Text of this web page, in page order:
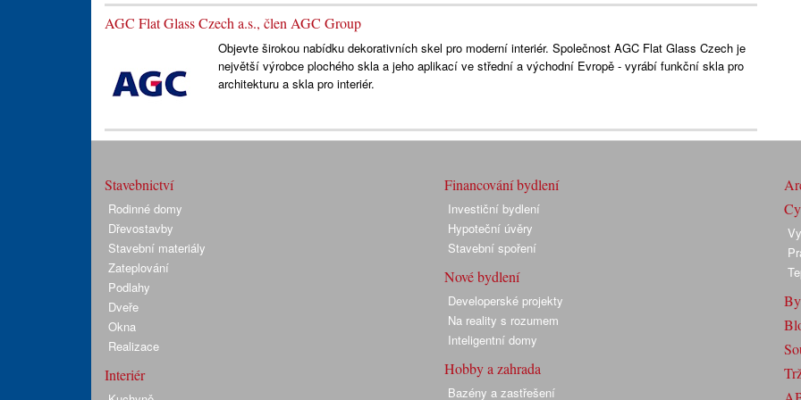
AGC Flat Glass Czech a.s., člen AGC Group
Objevte širokou nabídku dekorativních skel pro moderní interiér. Společnost AGC Flat Glass Czech je
největší výrobce plochého skla a jeho aplikací ve střední a východní Evropě - vyrábí funkční skla pro
architekturu a skla pro interiér.
Stavebnictví
Rodinné domy
Dřevostavby
Stavební materiály
Zateplování
Podlahy
Dveře
Okna
Realizace
Interiér
Financování bydlení
Investiční bydlení
Hypoteční úvěry
Stavební spoření
Nové bydlení
Developerské projekty
Na reality s rozumem
Inteligentní domy
Hobby a zahrada
Bazény a zastřešení